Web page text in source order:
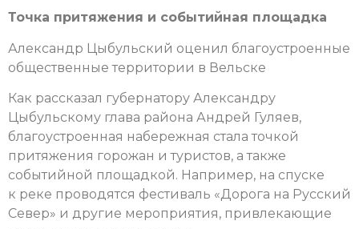
Точка притяжения и событийная площадка
Александр Цыбульский оценил благоустроенные
общественные территории в Вельске
Как рассказал губернатору Александру
Цыбульскому глава района Андрей Гуляев,
благоустроенная набережная стала точкой
притяжения горожан и туристов, а также
событийной площадкой. Например, на спуске
к реке проводятся фестиваль «Дорога на Русский
Север» и другие мероприятия, привлекающие